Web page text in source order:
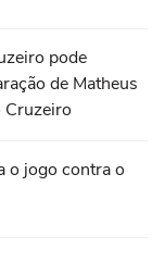
pode
de Matheus
Cruzeiro
o jogo contra o